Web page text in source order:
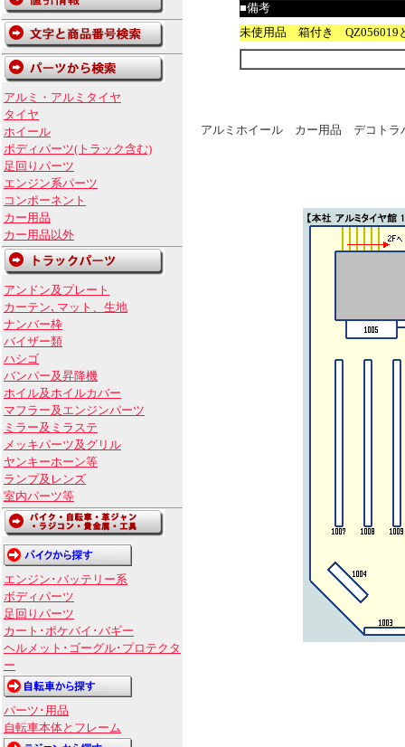
アルミ・アルミタイヤ
タイヤ
ホイール
ボディパーツ(トラック含む)
足回りパーツ
エンジン系パーツ
コンポーネント
カー用品
カー用品以外
アンドン及プレート
カーテン､マット、生地
ナンバー枠
バイザー類
ハシゴ
バンパー及昇降機
ホイル及ホイルカバー
マフラー及エンジンパーツ
ミラー及ミラステ
メッキパーツ及グリル
ヤンキーホーン等
ランプ及レンズ
室内パーツ等
エンジン･バッテリー系
ボディパーツ
足回りパーツ
カート･ポケバイ･バギー
ヘルメット･ゴーグル･プロテクタ
ー
パーツ･用品
自転車本体とフレーム
■備考
未使用品 箱付き QZ056019
アルミホイール カー用品 デコト